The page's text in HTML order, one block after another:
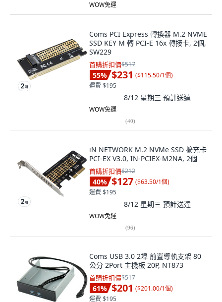
WOW免運
Coms PCI Express 轉換器 M.2 NVME
SSD KEY M 轉 PCI-E 16x 轉接卡, 2個,
SW229
首購折扣價$517
55% $231 ($115.50/1個)
運費 $195
8/12 星期三 預計送達
WOW免運
(40)
iN NETWORK M.2 NVMe SSD 擴充卡
PCI-EX V3.0, IN-PCIEX-M2NA, 2個
首購折扣價$212
40% $127 ($63.50/1個)
運費 $195
8/12 星期三 預計送達
WOW免運
(96)
Coms USB 3.0 2埠 前置導軌支架 80
公分 2Port 主機板 20P, NT873
首購折扣價$517
61% $201 ($201.00/1個)
運費 $195